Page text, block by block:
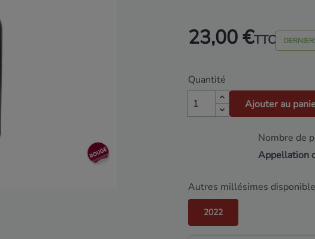
23,00 €TTC
Quantité
Ajouter au
Nombre de
Appellation
Autres millésimes
2022